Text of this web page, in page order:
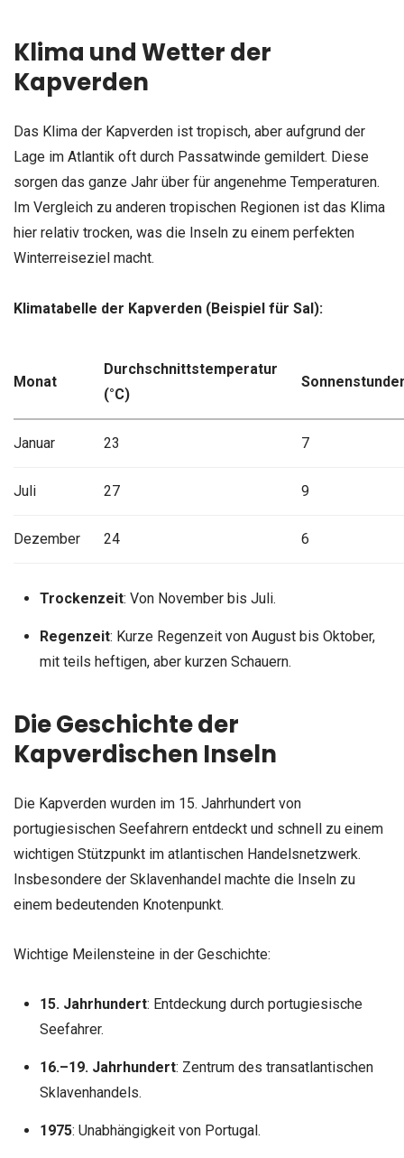
Klima und Wetter der
Kapverden
Das Klima der Kapverden ist tropisch, aber aufgrund der
Lage im Atlantik oft durch Passatwinde gemildert. Diese
sorgen das ganze Jahr über für angenehme Temperaturen.
Im Vergleich zu anderen tropischen Regionen ist das Klima
hier relativ trocken, was die Inseln zu einem perfekten
Winterreiseziel macht.
Klimatabelle der Kapverden (Beispiel für Sal):
Monat
Durchschnittstemperatur
(°C)
Januar 23 7
Juli 27 9
Dezember 24 6
Trockenzeit: Von November bis Juli.
Regenzeit: Kurze Regenzeit von August bis Oktober,
mit teils heftigen, aber kurzen Schauern.
Die Geschichte der
Kapverdischen Inseln
Die Kapverden wurden im 15. Jahrhundert von
portugiesischen Seefahrern entdeckt und schnell zu einem
wichtigen Stützpunkt im atlantischen Handelsnetzwerk.
Insbesondere der Sklavenhandel machte die Inseln zu
einem bedeutenden Knotenpunkt.
Wichtige Meilensteine in der Geschichte:
15. Jahrhundert: Entdeckung durch portugiesische
Seefahrer.
16.–19. Jahrhundert: Zentrum des transatlantischen
Sklavenhandels.
1975: Unabhängigkeit von Portugal.